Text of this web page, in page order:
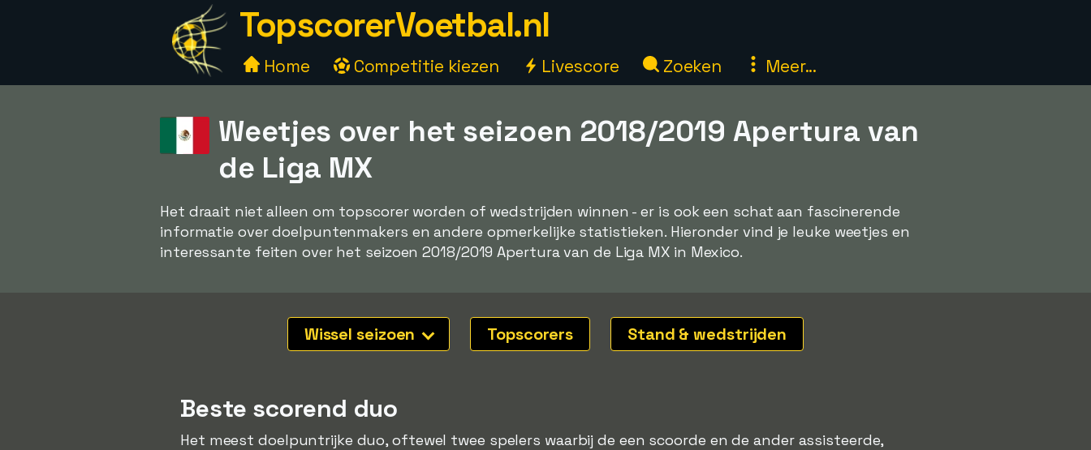
TopscorerVoetbal.nl
Home Competitie kiezen Livescore Zoeken Meer...
Weetjes over het seizoen 2018/2019 Apertura van
de Liga MX
Het draait niet alleen om topscorer worden of wedstrijden winnen - er is ook een schat aan fascinerende
informatie over doelpuntenmakers en andere opmerkelijke statistieken. Hieronder vind je leuke weetjes en
interessante feiten over het seizoen 2018/2019 Apertura van de Liga MX in Mexico.
Wissel seizoen Topscorers Stand & wedstrijden
Beste scorend duo
Het meest doelpuntrijke duo, oftewel twee spelers waarbij de een scoorde en de ander assisteerde,